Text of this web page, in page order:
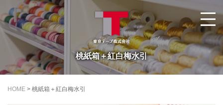
桃紙箱＋紅白梅水引
HOME > 桃紙箱＋紅白梅水引